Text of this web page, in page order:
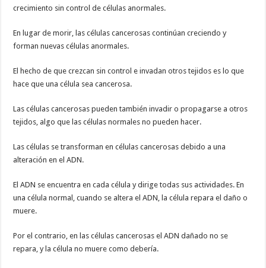
crecimiento sin control de células anormales.
En lugar de morir, las células cancerosas continúan creciendo y
forman nuevas células anormales.
El hecho de que crezcan sin control e invadan otros tejidos es lo que
hace que una célula sea cancerosa.
Las células cancerosas pueden también invadir o propagarse a otros
tejidos, algo que las células normales no pueden hacer.
Las células se transforman en células cancerosas debido a una
alteración en el ADN.
El ADN se encuentra en cada célula y dirige todas sus actividades. En
una célula normal, cuando se altera el ADN, la célula repara el daño o
muere.
Por el contrario, en las células cancerosas el ADN dañado no se
repara, y la célula no muere como debería.